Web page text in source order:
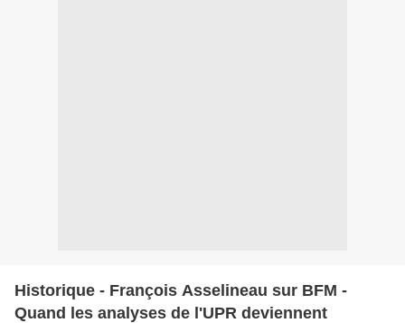
Historique - François Asselineau sur BFM -
Quand les analyses de l'UPR deviennent